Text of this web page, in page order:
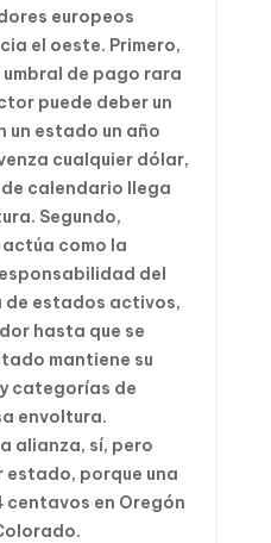
europeos
el oeste. Primero,
de pago rara
puede deber un
un estado un año
cualquier dólar,
calendario llega
Segundo,
como la
del
de estados activos,
hasta que se
mantiene su
categorías de
envoltura.
alianza, sí, pero
porque una
centavos en Oregón